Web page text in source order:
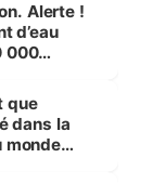
Alerte !
d’eau
000
que
dans la
monde